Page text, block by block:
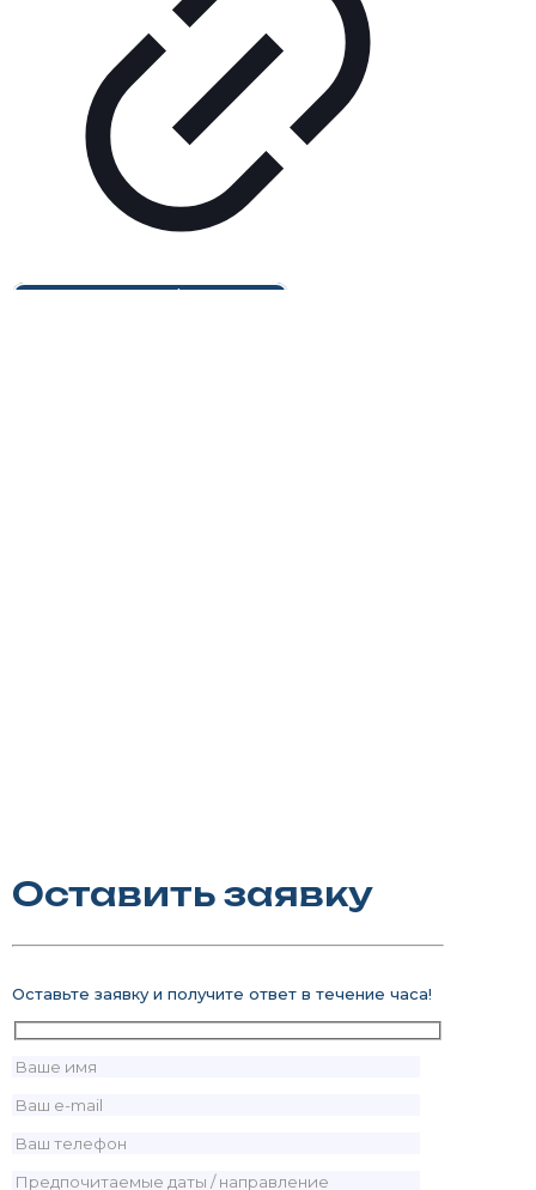
ПОДПИШИСЬ НА НАШ
TELEGRAM
Будь в курсе самых выгодных предложений,
отказных туров, скидок на авиабилеты и открытий
Подпишитесь на telegram-канал
Оставить заявку
Оставьте заявку и получите ответ в течение часа!